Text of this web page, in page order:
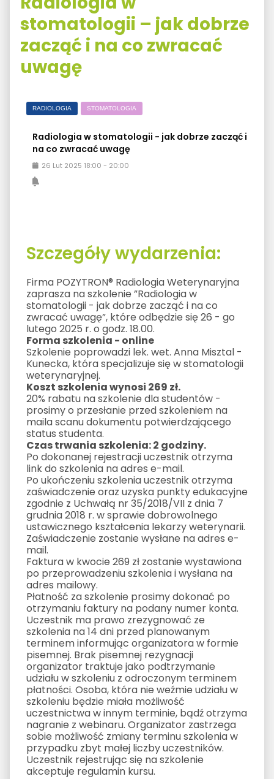
stomatologii – jak dobrze
zacząć i na co zwracać
uwagę
RADIOLOGIA STOMATOLOGIA
Radiologia w stomatologii - jak dobrze zacząć i
na co zwracać uwagę
26 Lut 2025 18:00 - 20:00
Szczegóły wydarzenia:
Firma POZYTRON® Radiologia Weterynaryjna
zaprasza na szkolenie ”Radiologia w
stomatologii - jak dobrze zacząć i na co
zwracać uwagę”, które odbędzie się 26 - go
lutego 2025 r. o godz. 18.00.
Forma szkolenia - online
Szkolenie poprowadzi lek. wet. Anna Misztal -
Kunecka, która specjalizuje się w stomatologii
weterynaryjnej.
Koszt szkolenia wynosi 269 zł.
20% rabatu na szkolenie dla studentów -
prosimy o przesłanie przed szkoleniem na
maila scanu dokumentu potwierdzającego
status studenta.
Czas trwania szkolenia: 2 godziny.
Po dokonanej rejestracji uczestnik otrzyma
link do szkolenia na adres e-mail.
Po ukończeniu szkolenia uczestnik otrzyma
zaświadczenie oraz uzyska punkty edukacyjne
zgodnie z Uchwałą nr 35/2018/VII z dnia 7
grudnia 2018 r. w sprawie dobrowolnego
ustawicznego kształcenia lekarzy weterynarii.
Zaświadczenie zostanie wysłane na adres e-
mail.
Faktura w kwocie 269 zł zostanie wystawiona
po przeprowadzeniu szkolenia i wysłana na
adres mailowy.
Płatność za szkolenie prosimy dokonać po
otrzymaniu faktury na podany numer konta.
Uczestnik ma prawo zrezygnować ze
szkolenia na 14 dni przed planowanym
terminem informując organizatora w formie
pisemnej. Brak pisemnej rezygnacji
organizator traktuje jako podtrzymanie
udziału w szkoleniu z odroczonym terminem
płatności. Osoba, która nie weźmie udziału w
szkoleniu będzie miała możliwość
uczestnictwa w innym terminie, bądź otrzyma
nagranie z webinaru. Organizator zastrzega
sobie możliwość zmiany terminu szkolenia w
przypadku zbyt małej liczby uczestników.
Uczestnik rejestrując się na szkolenie
akceptuje regulamin kursu.